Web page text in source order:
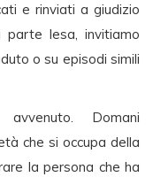
e rinviati a giudizio
parte lesa, invitiamo
o su episodi simili
Domani
che si occupa della
la persona che ha